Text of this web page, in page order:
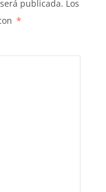
publicada. Los
*